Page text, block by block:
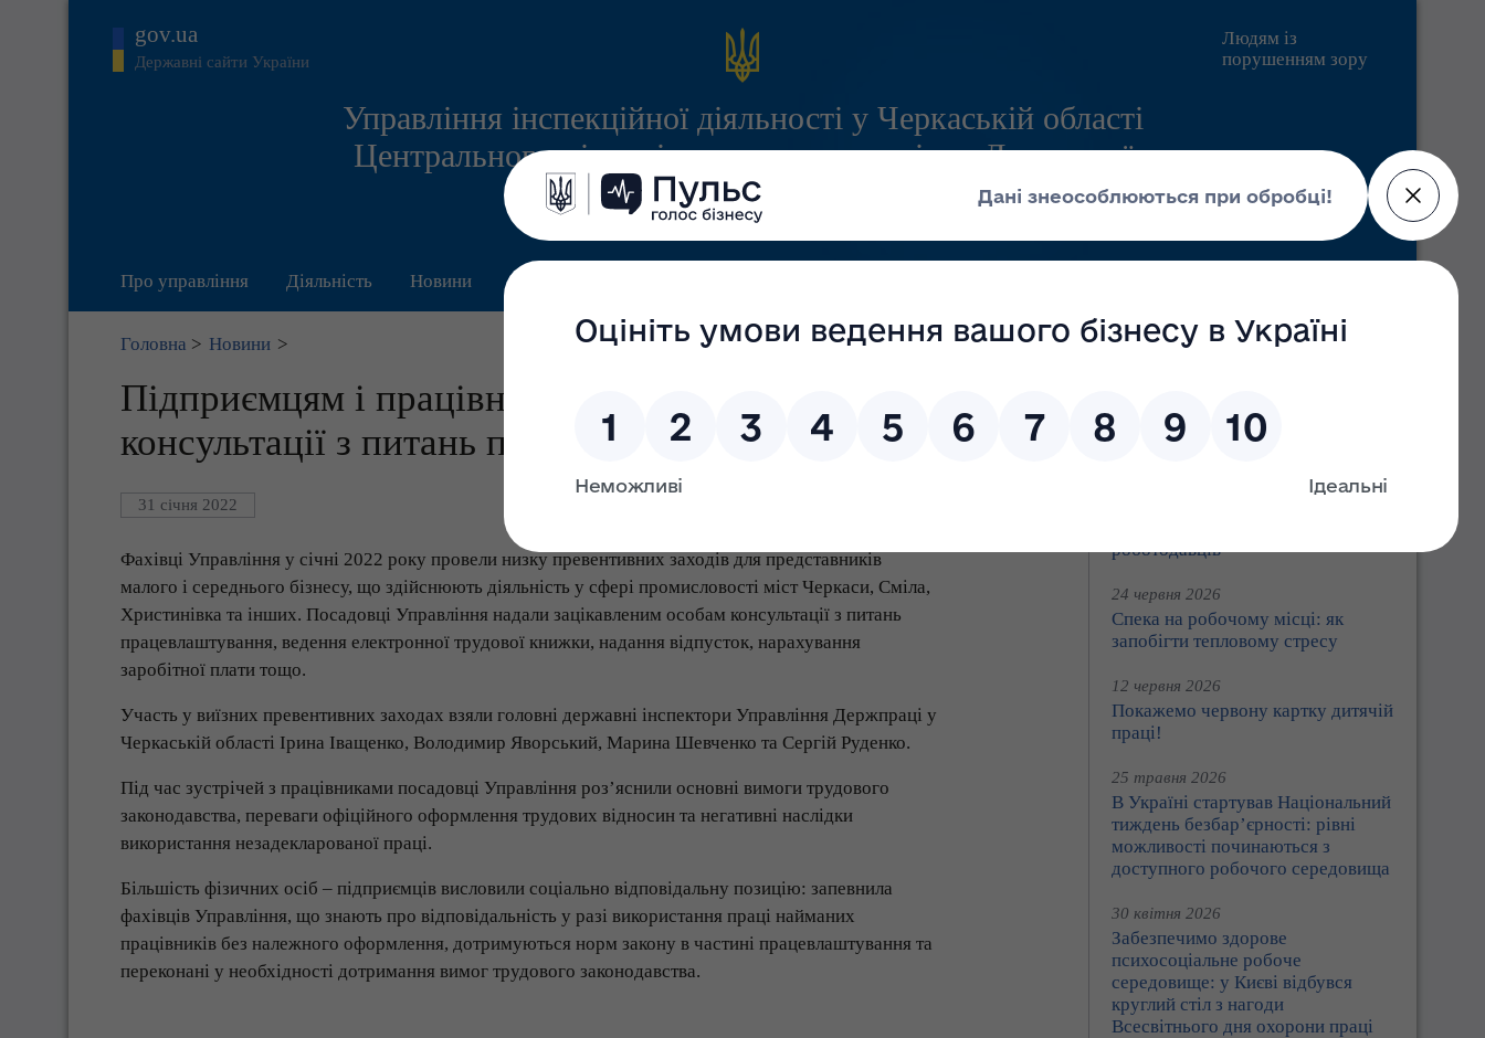
gov.ua
Державні сайти України
Людям із
порушенням зору
Управління інспекційної діяльності у Черкаській області
Центрального міжрегіонального управління Державної
служби з питань праці
Про управління Діяльність Новини Інформація
Головна > Новини >
Підприємцям і працівникам Черкащини надано
консультації з питань працевлаштування
31 січня 2022
Фахівці Управління у січні 2022 року провели низку превентивних заходів для представників
малого і середнього бізнесу, що здійснюють діяльність у сфері промисловості міст Черкаси, Сміла,
Христинівка та інших. Посадовці Управління надали зацікавленим особам консультації з питань
працевлаштування, ведення електронної трудової книжки, надання відпусток, нарахування
заробітної плати тощо.
Участь у виїзних превентивних заходах взяли головні державні інспектори Управління Держпраці у
Черкаській області Ірина Іващенко, Володимир Яворський, Марина Шевченко та Сергій Руденко.
Під час зустрічей з працівниками посадовці Управління роз’яснили основні вимоги трудового
законодавства, переваги офіційного оформлення трудових відносин та негативні наслідки
використання незадекларованої праці.
Більшість фізичних осіб – підприємців висловили соціально відповідальну позицію: запевнила
фахівців Управління, що знають про відповідальність у разі використання праці найманих
працівників без належного оформлення, дотримуються норм закону в частині працевлаштування та
переконані у необхідності дотримання вимог трудового законодавства.
Головні новини
роботодавців
24 червня 2026
Спека на робочому місці: як
запобігти тепловому стресу
12 червня 2026
Покажемо червону картку дитячій
праці!
25 травня 2026
В Україні стартував Національний
тиждень безбар’єрності: рівні
можливості починаються з
доступного робочого середовища
30 квітня 2026
Забезпечимо здорове
психосоціальне робоче
середовище: у Києві відбувся
круглий стіл з нагоди
Всесвітнього дня охорони праці